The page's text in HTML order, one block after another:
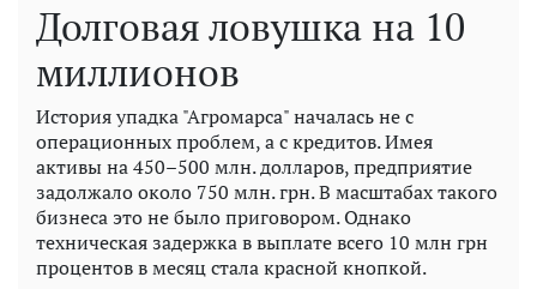
Долговая ловушка на 10
миллионов
История упадка "Агромарса" началась не с
операционных проблем, а с кредитов. Имея
активы на 450–500 млн. долларов, предприятие
задолжало около 750 млн. грн. В масштабах такого
бизнеса это не было приговором. Однако
техническая задержка в выплате всего 10 млн грн
процентов в месяц стала красной кнопкой.